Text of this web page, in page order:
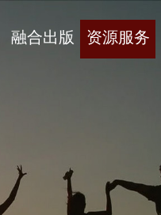
融合出版 资源服务